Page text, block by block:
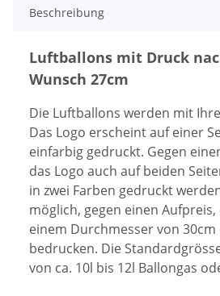
Beschreibung
Luftballons mit Druck
Wunsch 27cm
Die Luftballons werden mit
Das Logo erscheint auf einer
einfarbig gedruckt. Gegen
das Logo auch auf beiden
in zwei Farben gedruckt
möglich, gegen einen
einem Durchmesser von 30cm
bedrucken. Die
von ca. 10l bis 12l Ballongas